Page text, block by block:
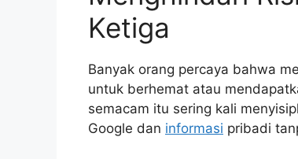
Ketiga
Banyak orang percaya bahwa
untuk berhemat atau
semacam itu sering kali
Google dan informasi pribadi